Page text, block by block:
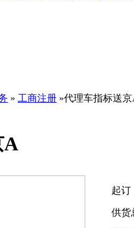
» 工商注册 »代理车指标送
A
起订
供货